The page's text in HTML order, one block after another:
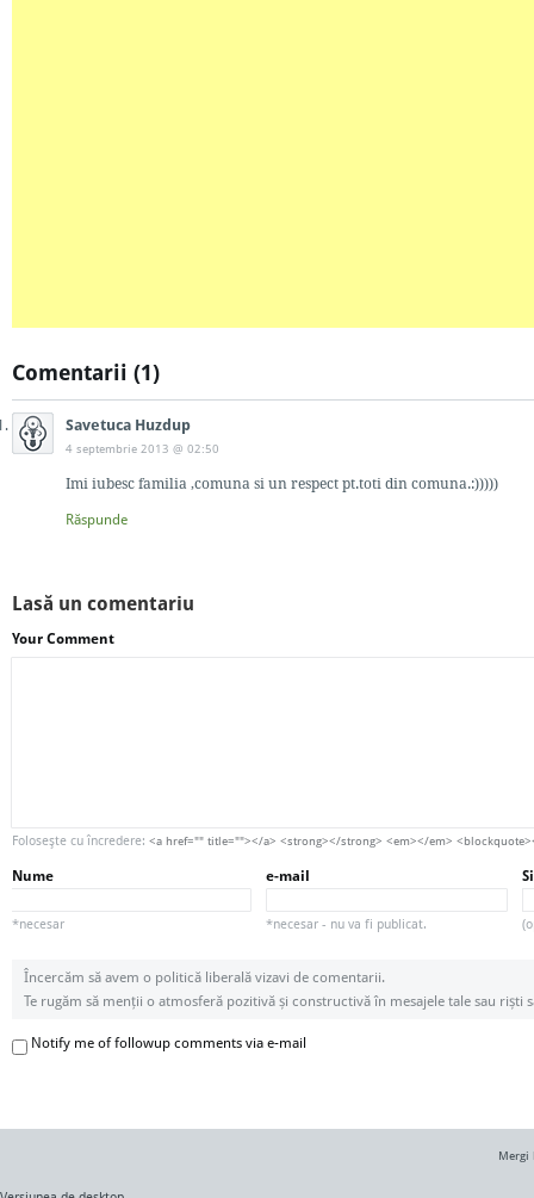
Comentarii (1)
Savetuca Huzdup
4 septembrie 2013 @ 02:50
Imi iubesc familia ,comuna si un respect pt.toti din comuna.:)))))
Răspunde
Lasă un comentariu
Your Comment
Foloseşte cu încredere: <a href="" title=""></a> <strong></strong> <em></em>
Nume
*necesar
e-mail
*necesar - nu va fi publicat.
Încercăm să avem o politică liberală vizavi de comentarii.
Te rugăm să menții o atmosferă pozitivă și constructivă în mesajele tale sau riști
Notify me of followup comments via e-mail
Mergi